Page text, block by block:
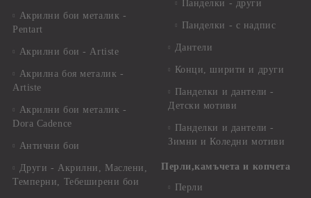
Акрилни бои металик -
Pentart
Акрилни бои - Artiste
Акрилна боя металик -
Artiste
Акрилни бои металик -
Dora Cadence
Антични бои
Други - Акрилни, Маслени,
Темперни, Тебеширени бои
Панделки - други
Панделки - с надпис
Дантели
Конци, ширити и други
Панделки и дантели -
Детски мотиви
Панделки и дантели -
Зимни и Коледни мотиви
Перли,камъчета и копчета
Перли